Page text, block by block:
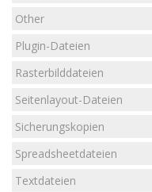
Other
Plugin-Dateien
Rasterbilddateien
Seitenlayout-Dateien
Sicherungskopien
Spreadsheetdateien
Textdateien